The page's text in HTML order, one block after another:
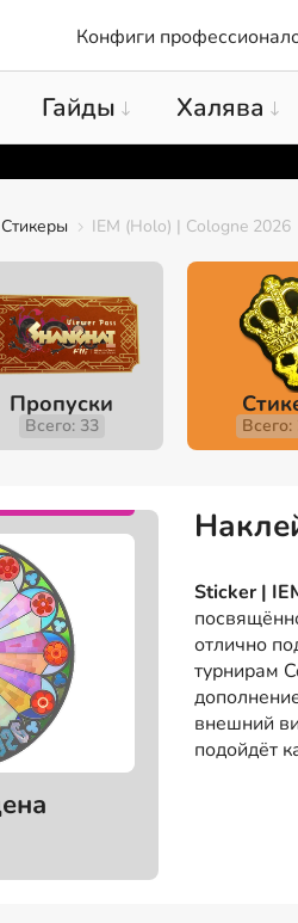
Конфиги
Гайды Халява
Стикеры IEM (Holo) | Cologne 2026
Пропуски
Всего: 33 Всего:
Sticker |
отлично
турнирам
внешний
подойдёт